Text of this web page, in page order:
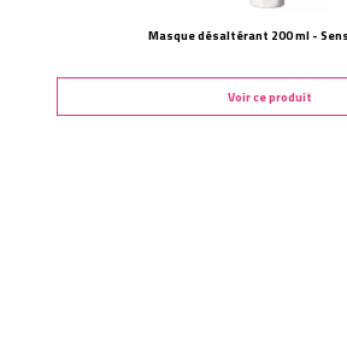
Masque désaltérant 200 ml -
Voir ce produit